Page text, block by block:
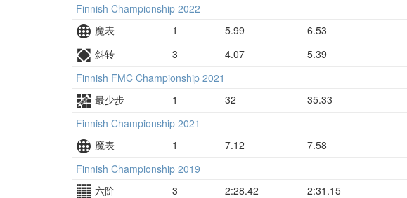
Finnish Championship 2022
魔表
1 5.99 6.53
斜转 3 4.07 5.39
Finnish FMC Championship 2021
最少步
1 32 35.33
Finnish Championship 2021
魔表
1 7.12 7.58
Finnish Championship 2019
六阶
3 2:28.42 2:31.15